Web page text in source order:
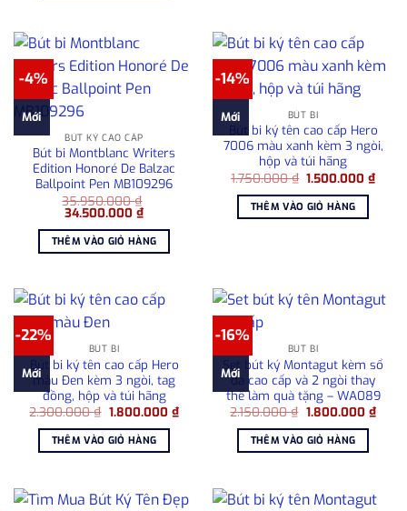
-4%
Mới
BÚT KÝ CAO CẤP
Bút bi Montblanc Writers
Edition Honoré De Balzac
Ballpoint Pen MB109296
35.950.000₫
Giá
là:
35.950.000 ₫.
34.500.000 ₫Giá
hiện
tại
là:
34.500.000 ₫.
THÊM VÀO GIỎ HÀNG
-14%
Mới BÚT BI
Bút bi ký tên cao cấp Hero
7006 màu xanh kèm 3 ngòi,
hộp và túi hãng
1.750.000₫ Giá
là:
1.750.000 ₫.
1.500.000₫Giá
hiện
THÊM VÀO GIỎ HÀNG
-22%
Mới
BÚT BI
Bút bi ký tên cao cấp Hero
màu Đen kèm 3 ngòi, tag
đồng, hộp và túi hãng
2.300.000₫ Giá
là:
2.300.000 ₫.
1.800.000 ₫Giá
hiện
1.800.000 ₫.
THÊM VÀO GIỎ HÀNG
-16%
Mới
BÚT BI
Set bút ký Montagut kèm sổ
da cao cấp và 2 ngòi thay
thế làm quà tặng – WA089
2.150.000₫ Giá
là:
2.150.000 ₫.
1.800.000 ₫Giá
hiện
THÊM VÀO GIỎ HÀNG